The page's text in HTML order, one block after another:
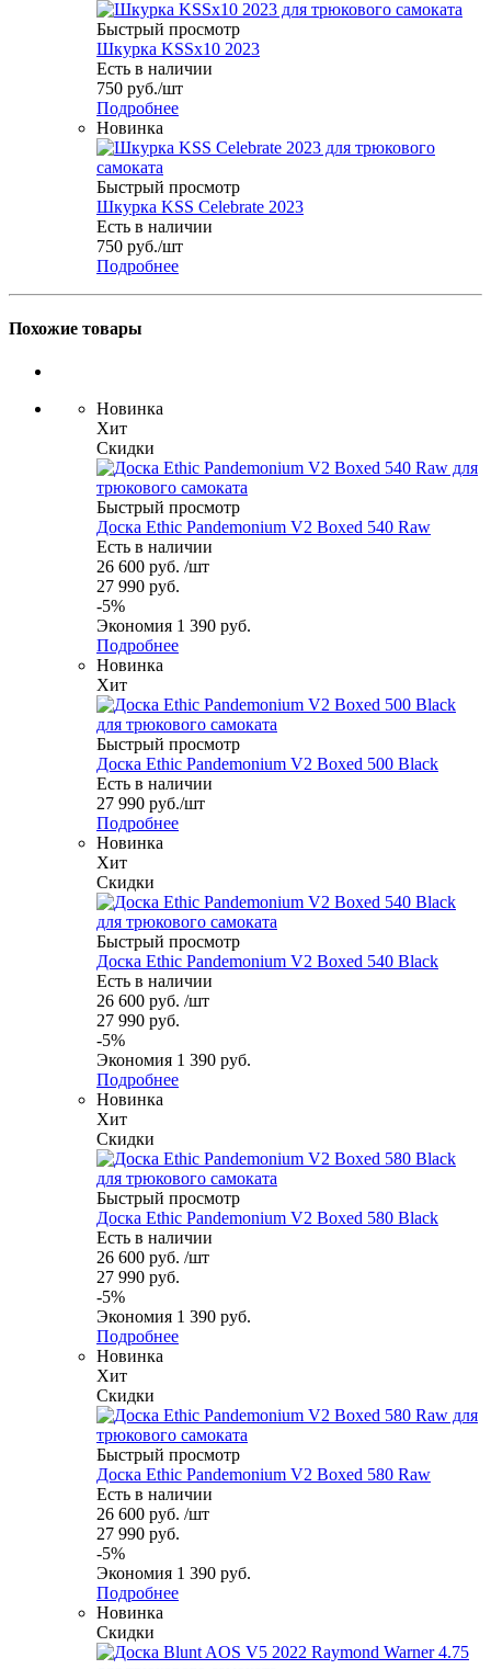
Быстрый просмотр
Шкурка KSSx10 2023
Есть в наличии
750 руб./шт
Подробнее
Новинка
Быстрый просмотр
Шкурка KSS Celebrate 2023
Есть в наличии
750 руб./шт
Подробнее
Похожие товары
Новинка
Хит
Скидки
Быстрый просмотр
Доска Ethic Pandemonium V2 Boxed 540 Raw
Есть в наличии
26 600 руб. /шт
27 990 руб.
-5%
Экономия 1 390 руб.
Подробнее
Новинка
Хит
Быстрый просмотр
Доска Ethic Pandemonium V2 Boxed 500 Black
Есть в наличии
27 990 руб./шт
Подробнее
Новинка
Хит
Скидки
Быстрый просмотр
Доска Ethic Pandemonium V2 Boxed 540 Black
Есть в наличии
26 600 руб. /шт
27 990 руб.
-5%
Экономия 1 390 руб.
Подробнее
Новинка
Хит
Скидки
Быстрый просмотр
Доска Ethic Pandemonium V2 Boxed 580 Black
Есть в наличии
26 600 руб. /шт
27 990 руб.
-5%
Экономия 1 390 руб.
Подробнее
Новинка
Хит
Скидки
Быстрый просмотр
Доска Ethic Pandemonium V2 Boxed 580 Raw
Есть в наличии
26 600 руб. /шт
27 990 руб.
-5%
Экономия 1 390 руб.
Подробнее
Новинка
Скидки